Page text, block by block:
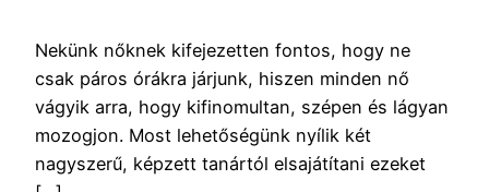
Nekünk nőknek kifejezetten fontos, hogy ne
csak páros órákra járjunk, hiszen minden nő
vágyik arra, hogy kifinomultan, szépen és lágyan
mozogjon. Most lehetőségünk nyílik két
nagyszerű, képzett tanártól elsajátítani ezeket